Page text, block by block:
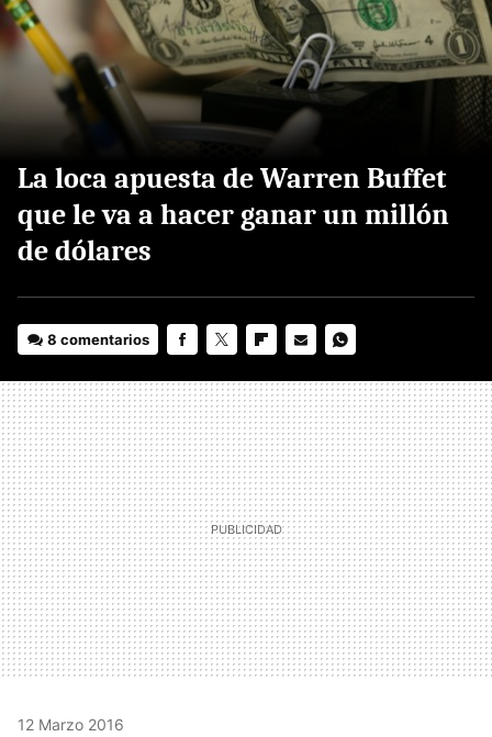
La loca apuesta de Warren Buffet
que le va a hacer ganar un millón
de dólares
8 comentarios
MAIL
12 Marzo 2016